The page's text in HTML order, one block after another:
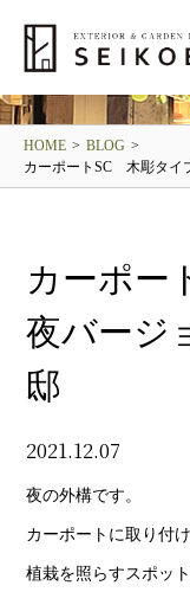
HOME > BLOG >
カーポートSC 木彫タ
カーポ
夜バー
邸
2021.12.07
夜の外構です。
カーポートに取り付
植栽を照らすスポッ